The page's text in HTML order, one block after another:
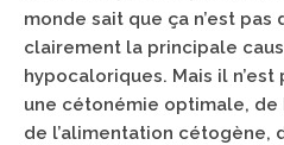
monde sait que ça n’est pas
clairement la principale
hypocaloriques. Mais il
une cétonémie optimale,
de l’alimentation cétogène,